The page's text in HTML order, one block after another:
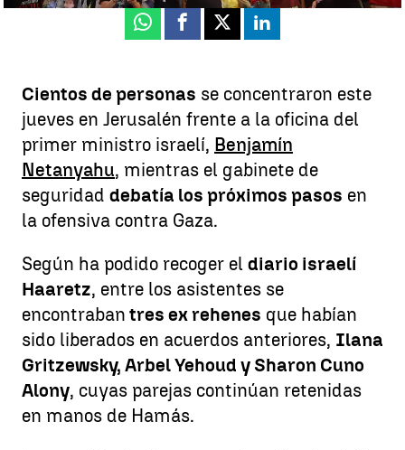
Whatsapp
Facebook
X Linkedin
Cientos de personas se concentraron este
jueves en Jerusalén frente a la oficina del
primer ministro israelí, Benjamín
Netanyahu, mientras el gabinete de
seguridad debatía los próximos pasos en
la ofensiva contra Gaza.
Según ha podido recoger el diario israelí
Haaretz, entre los asistentes se
encontraban tres ex rehenes que habían
sido liberados en acuerdos anteriores, Ilana
Gritzewsky, Arbel Yehoud y Sharon Cuno
Alony, cuyas parejas continúan retenidas
en manos de Hamás.